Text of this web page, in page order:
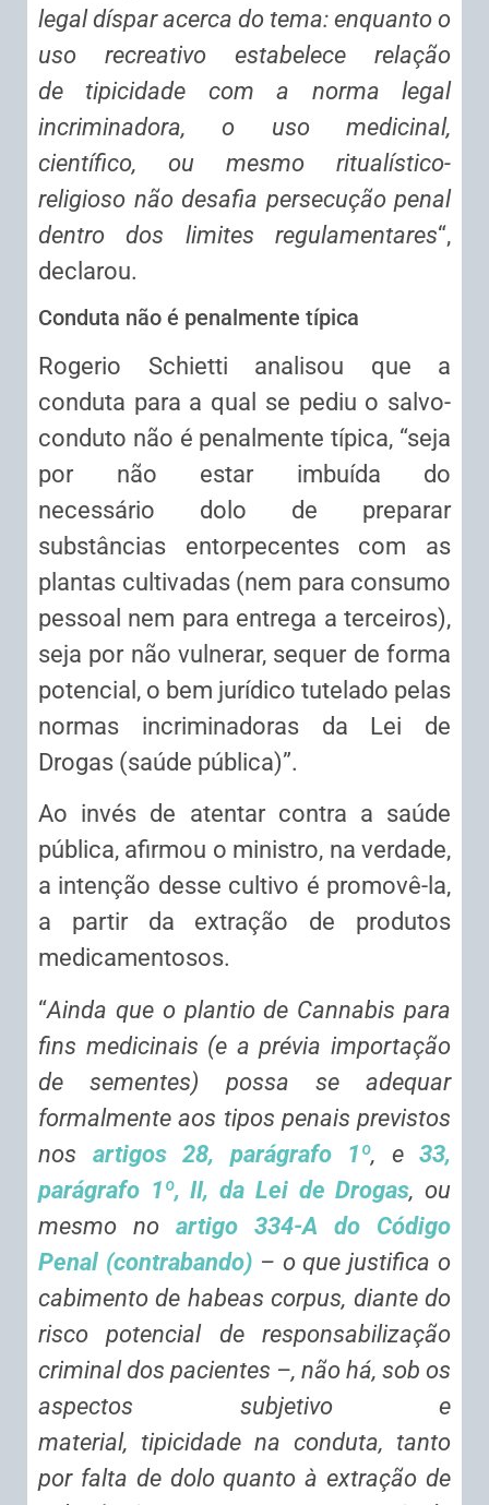
legal díspar acerca do tema: enquanto o
uso recreativo estabelece relação
de tipicidade com a norma legal
incriminadora, o uso medicinal,
científico, ou mesmo ritualístico-
religioso não desafia persecução penal
dentro dos limites regulamentares“,
declarou.
Conduta não é penalmente típica
Rogerio Schietti analisou que a
conduta para a qual se pediu o salvo-
conduto não é penalmente típica, “seja
por não estar imbuída do
necessário dolo de preparar
substâncias entorpecentes com as
plantas cultivadas (nem para consumo
pessoal nem para entrega a terceiros),
seja por não vulnerar, sequer de forma
potencial, o bem jurídico tutelado pelas
normas incriminadoras da Lei de
Drogas (saúde pública)”.
Ao invés de atentar contra a saúde
pública, afirmou o ministro, na verdade,
a intenção desse cultivo é promovê-la,
a partir da extração de produtos
medicamentosos.
“Ainda que o plantio de Cannabis para
fins medicinais (e a prévia importação
de sementes) possa se adequar
formalmente aos tipos penais previstos
nos artigos 28, parágrafo 1º, e 33,
parágrafo 1º, II, da Lei de Drogas, ou
mesmo no artigo 334-A do Código
Penal (contrabando)– o que justifica o
cabimento de habeas corpus, diante do
risco potencial de responsabilização
criminal dos pacientes –, não há, sob os
aspectos subjetivo e
material, tipicidade na conduta, tanto
por falta de doloquanto à extração de